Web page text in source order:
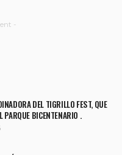
-
DEL TIGRILLO FEST, QUE
PARQUE BICENTENARIO .